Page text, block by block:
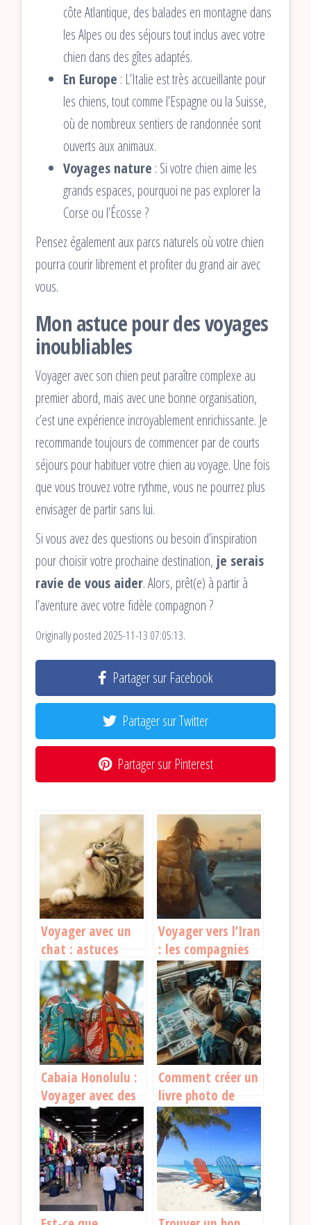
côte Atlantique, des balades en montagne dans
les Alpes ou des séjours tout inclus avec votre
chien dans des gîtes adaptés.
En Europe : L’Italie est très accueillante pour
les chiens, tout comme l’Espagne ou la Suisse,
où de nombreux sentiers de randonnée sont
ouverts aux animaux.
Voyages nature : Si votre chien aime les
grands espaces, pourquoi ne pas explorer la
Corse ou l’Écosse ?
Pensez également aux parcs naturels où votre chien
pourra courir librement et profiter du grand air avec
vous.
Mon astuce pour des voyages
inoubliables
Voyager avec son chien peut paraître complexe au
premier abord, mais avec une bonne organisation,
c’est une expérience incroyablement enrichissante. Je
recommande toujours de commencer par de courts
séjours pour habituer votre chien au voyage. Une fois
que vous trouvez votre rythme, vous ne pourrez plus
envisager de partir sans lui.
Si vous avez des questions ou besoin d’inspiration
pour choisir votre prochaine destination, je serais
ravie de vous aider. Alors, prêt(e) à partir à
l’aventure avec votre fidèle compagnon ?
Originally posted 2025-11-13 07:05:13.
Partager sur Facebook
Partager sur Twitter
Partager sur Pinterest
Voyager avec un
chat : astuces
pratiques pour un
trajet réussi
Voyager vers l’Iran
: les compagnies
aériennes et
conseils pratiques
Cabaia Honolulu :
Voyager avec des
sacs stylés et
pratiques
Comment créer un
livre photo de
voyage mémorable
: astuces et idées
pratiques